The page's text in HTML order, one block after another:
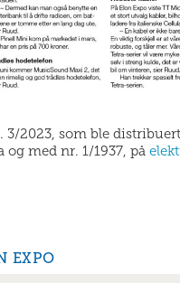
3/2023, som ble
med nr. 1/1937, på
EXPO